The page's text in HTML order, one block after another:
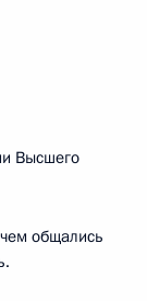
Высшего
общались